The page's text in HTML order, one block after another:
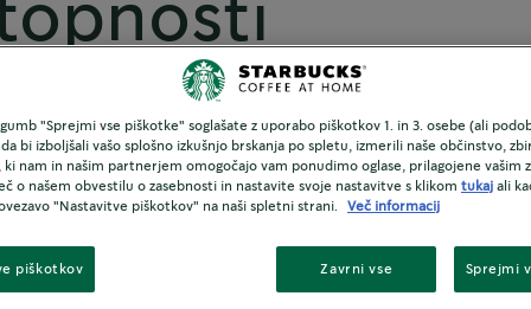
vsem. Naš cilj je nenehno izboljševati izkušnje
povratnih informacij uporabnikov.
z dodajanjem funkcij, ki so združljive s
kontaktirajte nas
, če naletite na kakršne koli ovire
"Sprejmi vse piškotke" soglašate z uporabo piškotkov 1. in 3. osebe (ali
bi izboljšali vašo splošno izkušnjo brskanja po spletu, izmerili naše občinstvo,
nam in našim partnerjem omogočajo vam ponudimo oglase, prilagojene vašim
o našem obvestilu o zasebnosti in nastavite svoje nastavitve s klikom tukaj ali
"Nastavitve piškotkov" na naši spletni strani.
Več informacij
Zavrni vse Sprejmi
piškotkov